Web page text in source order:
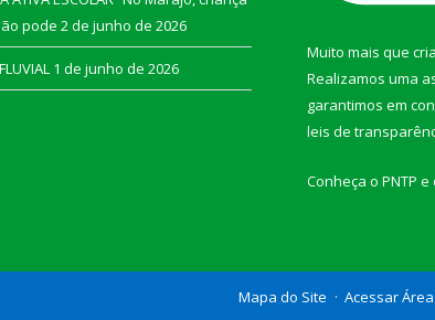
pode 2 de junho de 2026
1 de junho de 2026
Muito mais que
Realizamos uma
garantimos em
leis de
Conheça o PNTP e
Mapa do Site Acessar